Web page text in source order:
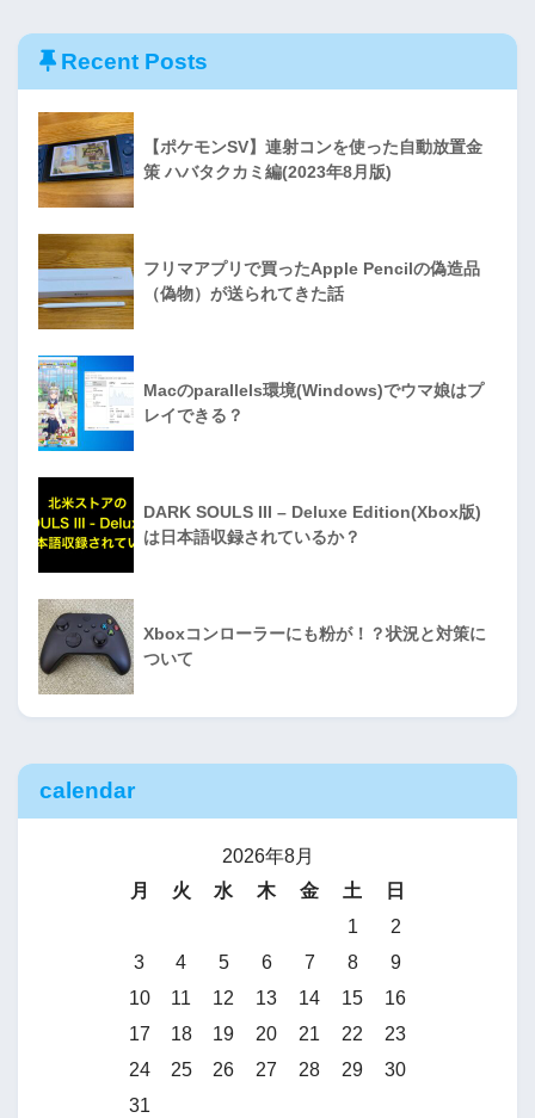
Recent Posts
【ポケモンSV】連射コンを使った自動放置金
策 ハバタクカミ編(2023年8月版)
フリマアプリで買ったApple Pencilの偽造品
（偽物）が送られてきた話
Macのparallels環境(Windows)でウマ娘はプ
レイできる？
DARK SOULS III – Deluxe Edition(Xbox版)
は日本語収録されているか？
Xboxコンローラーにも粉が！？状況と対策に
ついて
calendar
2026年8月
月
火 水 木 金 土
日
1
2
3
4 5 6 7 8
9
10
11 12 13 14 15
16
17
18 19 20 21 22
23
24
25 26 27 28 29
30
31